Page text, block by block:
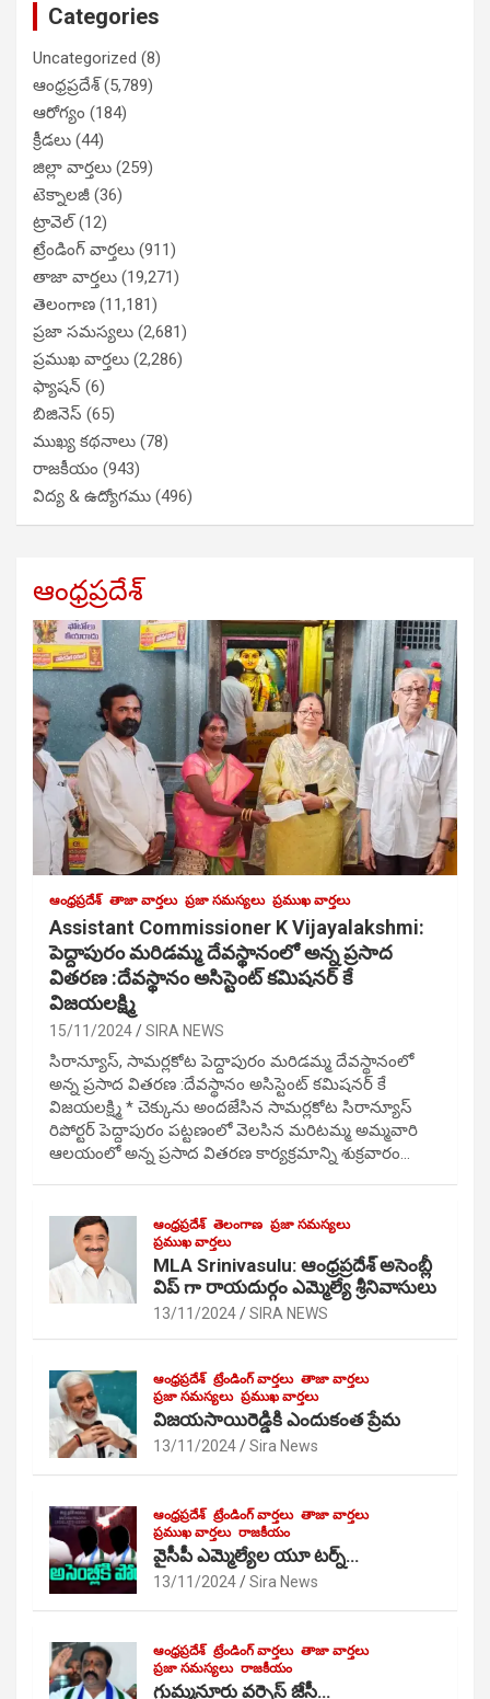
Categories
Uncategorized (8)
ఆంధ్రప్రదేశ్(5,789)
ఆరోగ్యం (184)
క్రీడలు (44)
జిల్లా వార్తలు (259)
టెక్నాలజీ (36)
ట్రావెల్(12)
ట్రేండింగ్ వార్తలు (911)
తాజా వార్తలు (19,271)
తెలంగాణ (11,181)
ప్రజా సమస్యలు (2,681)
ప్రముఖ వార్తలు (2,286)
ఫ్యాషన్ (6)
బిజినెస్ (65)
ముఖ్య కథనాలు (78)
రాజకీయం (943)
విద్య & ఉద్యోగము (496)
ఆంధ్రప్రదేశ్
ఆంధ్రప్రదేశ్ తాజా వార్తలు ప్రజా సమస్యలు ప్రముఖ వార్తలు
Assistant Commissioner K Vijayalakshmi:
పెద్దాపురం మరిడమ్మ దేవస్థానంలో అన్న ప్రసాద
వితరణ :దేవస్థానం అసిస్టెంట్ కమిషనర్ కే
విజయలక్ష్మి
15/11/2024 SIRA NEWS
సిరాన్యూస్, సామర్లకోట పెద్దాపురం మరిడమ్మ దేవస్థానంలో
అన్న ప్రసాద వితరణ :దేవస్థానం అసిస్టెంట్ కమిషనర్ కే
విజయలక్ష్మి * చెక్కును అందజేసిన సామర్లకోట సిరాన్యూస్
రిపోర్టర్ పెద్దాపురం పట్టణంలో వెలసిన మరిటమ్మ అమ్మవారి
ఆలయంలో అన్న ప్రసాద వితరణ కార్యక్రమాన్ని శుక్రవారం…
ఆంధ్రప్రదేశ్ తెలంగాణ ప్రజా సమస్యలు
ప్రముఖ వార్తలు
MLA Srinivasulu: ఆంధ్రప్రదేశ్ అసెంబ్లీ
విప్ గా రాయదుర్గం ఎమ్మెల్యే శ్రీనివాసులు
13/11/2024 SIRA NEWS
ఆంధ్రప్రదేశ్ ట్రేండింగ్ వార్తలు తాజా వార్తలు
ప్రజా సమస్యలు ప్రముఖ వార్తలు
విజయసాయిరెడ్డికి ఎందుకంత ప్రేమ
13/11/2024 Sira News
ఆంధ్రప్రదేశ్ ట్రేండింగ్ వార్తలు తాజా వార్తలు
ప్రముఖ వార్తలు రాజకీయం
వైసీపీ ఎమ్మెల్యేల యూ టర్న్…
13/11/2024 Sira News
ఆంధ్రప్రదేశ్ ట్రేండింగ్ వార్తలు తాజా వార్తలు
ప్రజా సమస్యలు రాజకీయం
గుమ్మనూరు వర్సెస్ జేసీ…